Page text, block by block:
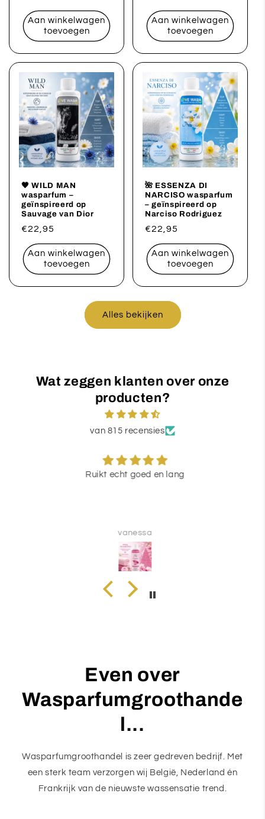
Aan winkelwagen
toevoegen
prijs
Aan winkelwagen
toevoegen
🖤 WILD MAN
wasparfum –
geïnspireerd op
Sauvage van Dior
Normale
prijs
€22,95
Aan winkelwagen
toevoegen
🌺 ESSENZA DI
NARCISO wasparfum
– geïnspireerd op
Narciso Rodriguez
Normale
prijs
€22,95
Aan winkelwagen
toevoegen
Alles bekijken
Wat zeggen klanten over onze
producten?
van 815 recensies
Ruikt echt goed en lang
vanessa
Even over
Wasparfumgroothande
l...
Wasparfumgroothandel is zeer gedreven bedrijf. Met
een sterk team verzorgen wij België, Nederland én
Frankrijk van de nieuwste wassensatie trend.